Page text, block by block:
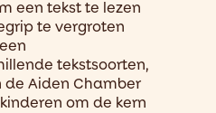
een tekst te lezen
te vergroten
tekstsoorten,
Aiden Chamber
om de kern